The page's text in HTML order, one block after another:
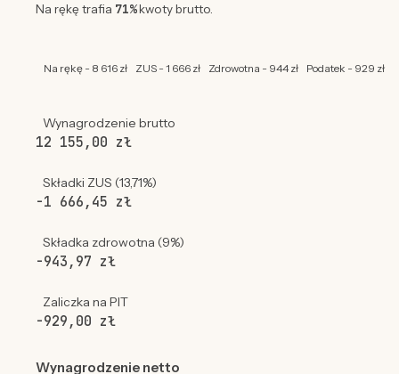
Na rękę trafia 71%kwoty brutto.
Na rękę - 8 616 zł ZUS - 1 666 zł Zdrowotna - 944 zł Podatek - 929 zł
Wynagrodzenie brutto
12 155,00 zł
Składki ZUS (13,71%)
-1 666,45 zł
Składka zdrowotna (9%)
-943,97 zł
Zaliczka na PIT
-929,00 zł
Wynagrodzenie netto